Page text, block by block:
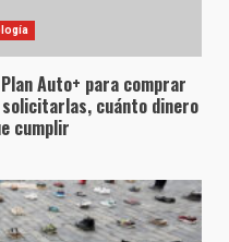
Auto+ para comprar
cuánto dinero
cumplir